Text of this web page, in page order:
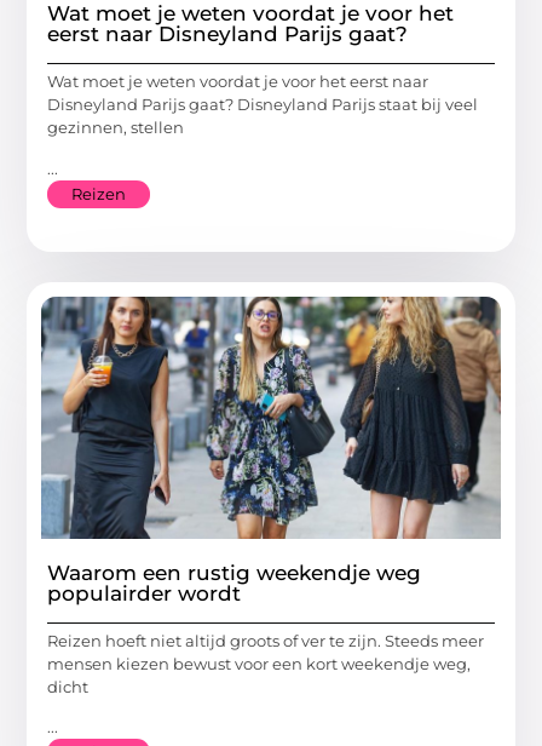
Wat moet je weten voordat je voor het
eerst naar Disneyland Parijs gaat?
Wat moet je weten voordat je voor het eerst naar
Disneyland Parijs gaat? Disneyland Parijs staat bij veel
gezinnen, stellen
...
Reizen
Waarom een rustig weekendje weg
populairder wordt
Reizen hoeft niet altijd groots of ver te zijn. Steeds meer
mensen kiezen bewust voor een kort weekendje weg,
dicht
...